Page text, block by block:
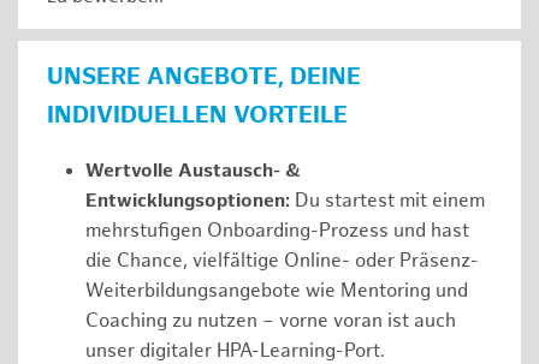
UNSERE ANGEBOTE, DEINE
INDIVIDUELLEN VORTEILE
Wertvolle Austausch- &
Entwicklungsoptionen: Du startest mit einem
mehrstufigen Onboarding-Prozess und hast
die Chance, vielfältige Online- oder Präsenz-
Weiterbildungsangebote wie Mentoring und
Coaching zu nutzen – vorne voran ist auch
unser digitaler HPA-Learning-Port.